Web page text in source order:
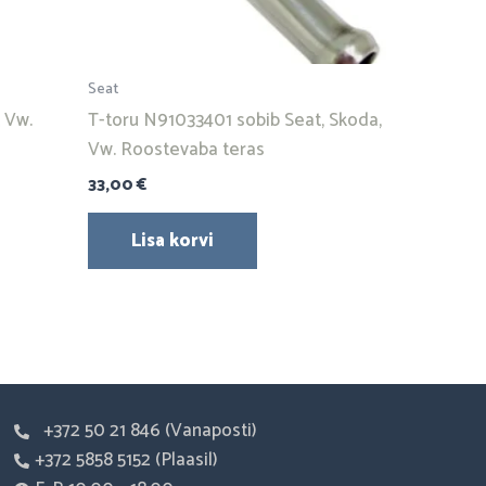
Seat
T-toru N91033401 sobib Seat, Skoda,
Vw. Roostevaba teras
33,00€
Lisa korvi
+372 50 21 846 (Vanaposti)
+372 5858 5152 (Plaasil)